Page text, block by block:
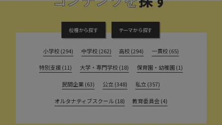
校種から探す テーマから探す
小学校 (294) 中学校 (262) 高校 (294) 一貫校 (65)
特別支援 (11) 大学・専門学校 (18) 保育園・幼稚園 (1)
民間企業 (63) 公立 (348) 私立 (357)
オルタナティブスクール (18) 教育委員会 (4)